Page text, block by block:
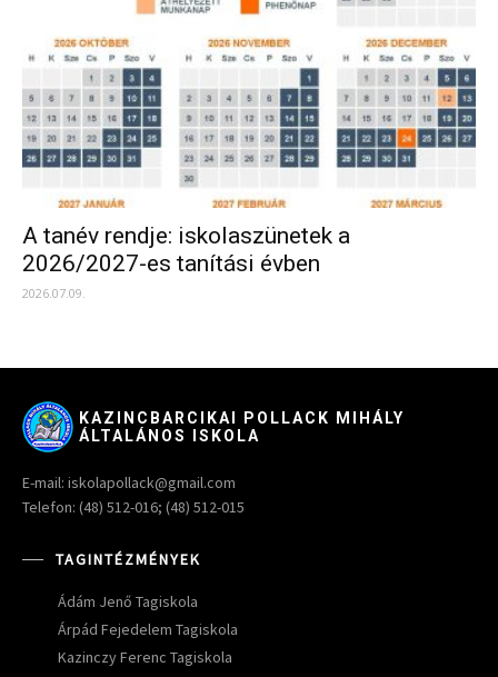
A tanév rendje: iskolaszünetek a
2026/2027-es tanítási évben
2026.07.09.
KAZINCBARCIKAI POLLACK MIHÁLY
ÁLTALÁNOS ISKOLA
E-mail: iskolapollack@gmail.com
Telefon: (48) 512-016; (48) 512-015
TAGINTÉZMÉNYEK
Ádám Jenő Tagiskola
Árpád Fejedelem Tagiskola
Kazinczy Ferenc Tagiskola